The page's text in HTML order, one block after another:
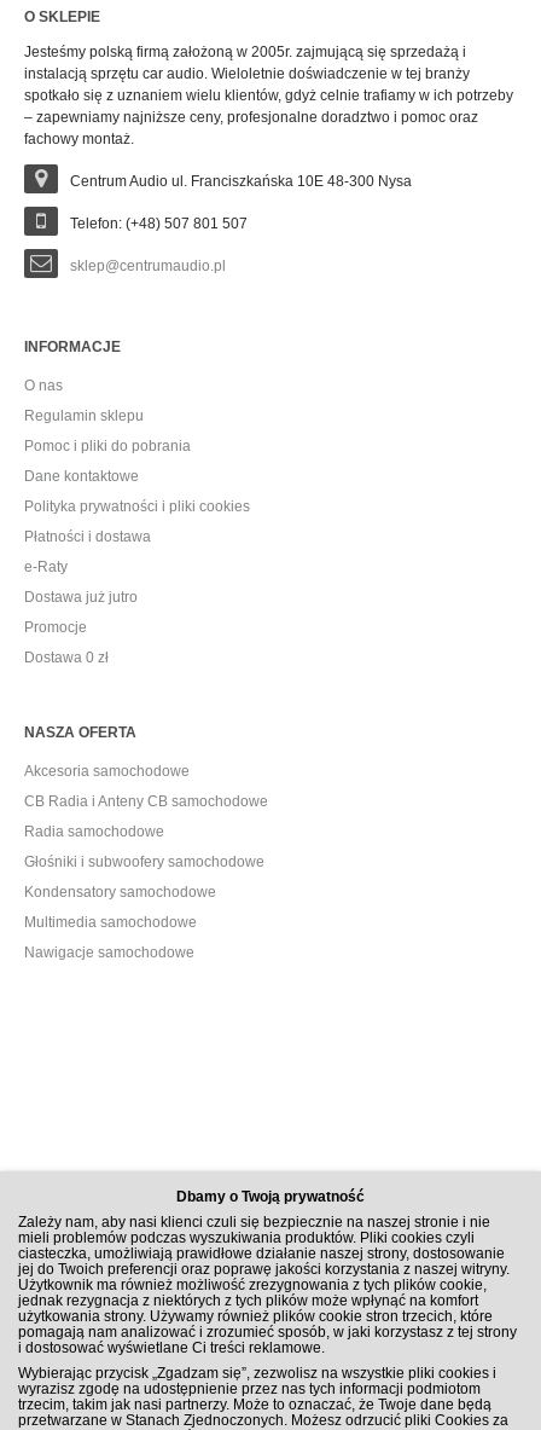
Dbamy o Twoją prywatność
Zależy nam, aby nasi klienci czuli się bezpiecznie na naszej stronie i nie
mieli problemów podczas wyszukiwania produktów. Pliki cookies czyli
ciasteczka, umożliwiają prawidłowe działanie naszej strony, dostosowanie
jej do Twoich preferencji oraz poprawę jakości korzystania z naszej witryny.
Użytkownik ma również możliwość zrezygnowania z tych plików cookie,
jednak rezygnacja z niektórych z tych plików może wpłynąć na komfort
użytkowania strony. Używamy również plików cookie stron trzecich, które
pomagają nam analizować i zrozumieć sposób, w jaki korzystasz z tej strony
i dostosować wyświetlane Ci treści reklamowe.
Wybierając przycisk „Zgadzam się”, zezwolisz na wszystkie pliki cookies i
wyrazisz zgodę na udostępnienie przez nas tych informacji podmiotom
trzecim, takim jak nasi partnerzy. Może to oznaczać, że Twoje dane będą
przetwarzane w Stanach Zjednoczonych. Możesz odrzucić pliki Cookies za
O SKLEPIE
Jesteśmy polską firmą założoną w 2005r. zajmującą się sprzedażą i
instalacją sprzętu car audio. Wieloletnie doświadczenie w tej branży
spotkało się z uznaniem wielu klientów, gdyż celnie trafiamy w ich potrzeby
– zapewniamy najniższe ceny, profesjonalne doradztwo i pomoc oraz
fachowy montaż.
Centrum Audio ul. Franciszkańska 10E 48-300 Nysa
Telefon: (+48) 507 801 507
sklep@centrumaudio.pl
INFORMACJE
O nas
Regulamin sklepu
Pomoc i pliki do pobrania
Dane kontaktowe
Polityka prywatności i pliki cookies
Płatności i dostawa
e-Raty
Dostawa już jutro
Promocje
Dostawa 0 zł
NASZA OFERTA
Akcesoria samochodowe
CB Radia i Anteny CB samochodowe
Radia samochodowe
Głośniki i subwoofery samochodowe
Kondensatory samochodowe
Multimedia samochodowe
Nawigacje samochodowe
ZAPISZ SIĘ DO NEWSLETTERA